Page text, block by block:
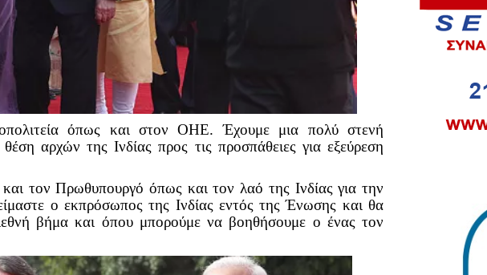
όπως και στον ΟΗΕ. Έχουμε μια πολύ στενή
αρχών της Ινδίας προς τις προσπάθειες για εξεύρεση
τον Πρωθυπουργό όπως και τον λαό της Ινδίας για την
ο εκπρόσωπος της Ινδίας εντός της Ένωσης και θα
βήμα και όπου μπορούμε να βοηθήσουμε ο ένας τον